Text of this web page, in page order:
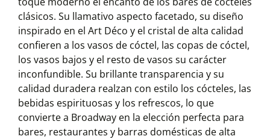
clásicos. Su llamativo aspecto facetado, su diseño
inspirado en el Art Déco y el cristal de alta calidad
confieren a los vasos de cóctel, las copas de cóctel,
los vasos bajos y el resto de vasos su carácter
inconfundible. Su brillante transparencia y su
calidad duradera realzan con estilo los cócteles, las
bebidas espirituosas y los refrescos, lo que
convierte a Broadway en la elección perfecta para
bares, restaurantes y barras domésticas de alta